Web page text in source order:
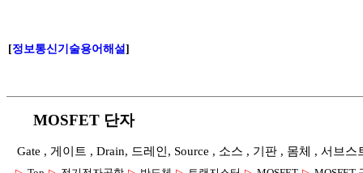
[정보통신기술용어해설]
MOSFET 단자
Gate , 게이트 , Drain, 드레인, Source , 소스 , 기판 , 몸체 , 서브스